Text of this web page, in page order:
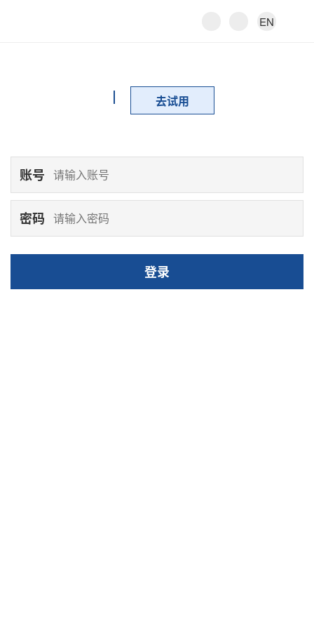
EN
去试用
账号
密码
登录